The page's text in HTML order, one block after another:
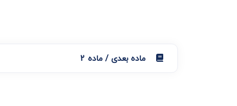
ماده بعدی / ماده 2